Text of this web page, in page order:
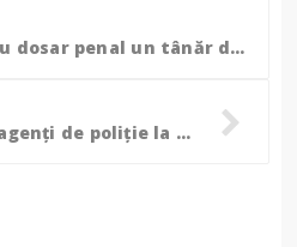
Cum s-a ales cu dosar penal un tânăr de 21 de ani, la trecerea de frontieră Rădăuți – Prut!
O nouă promoție de agenți de poliție la IPJ Botoșani!